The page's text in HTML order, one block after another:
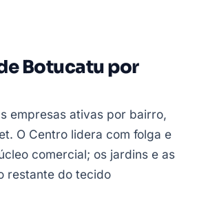
Botucatu por
empresas ativas por bairro,
O Centro lidera com folga e
comercial; os jardins e as
restante do tecido